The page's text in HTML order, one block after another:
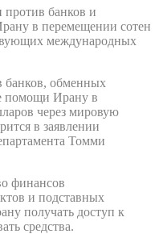
банков и
в перемещении сотен
международных
банков, обменных
помощи Ирану в
через мировую
в заявлении
Томми
финансов
и подставных
получать доступ к
средства.